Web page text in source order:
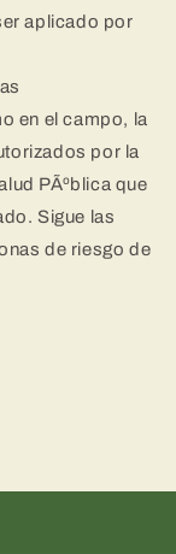
aplicado por
en el campo, la
por la
PÃºblica que
Sigue las
de riesgo de